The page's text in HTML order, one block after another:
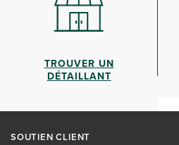
TROUVER UN
DÉTAILLANT
SOUTIEN CLIENT